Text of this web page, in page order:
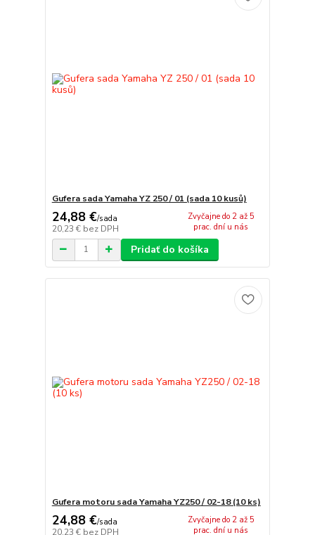
Gufera sada Yamaha YZ 250 / 01 (sada 10 kusů)
24,88 €/sada
20,23 € bez DPH
Zvyčajne do 2 až 5
prac. dní u nás
Pridať do košíka
Gufera motoru sada Yamaha YZ250 / 02-18 (10 ks)
24,88 €/sada
20,23 € bez DPH
Zvyčajne do 2 až 5
prac. dní u nás